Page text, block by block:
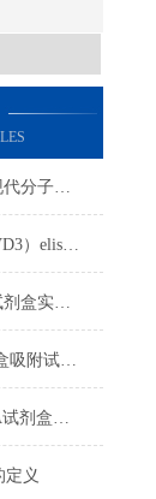
实时荧光PCR试剂盒是现代分子生物学领域中的重要工具
小鼠1,25-二羟基3（DHVD3）elisa试剂盒注意事项
小鼠肝炎病毒PCR检测试剂盒实验注意事项
鸡一氧化氮 ELISA试剂盒吸附试验影响标本注意事项
小鼠M型肌酸激酶ELISA试剂盒操作步骤
定义